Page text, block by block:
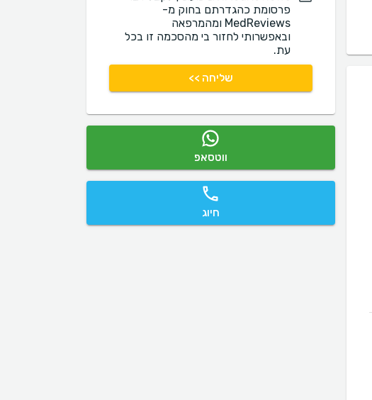
פרסומת כהגדרתם בחוק מ-
MedReviews ומהמרפאה
ובאפשרותי לחזור בי מהסכמה זו בכל
עת.
שליחה >>
ווטסאפ
חיוג